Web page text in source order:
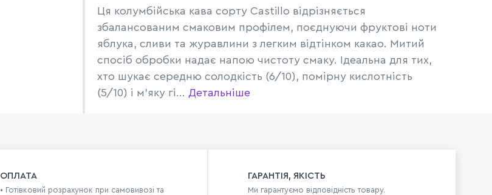
Ця колумбійська кава сорту Castillo відрізняється
збалансованим смаковим профілем, поєднуючи фруктові ноти
яблука, сливи та журавлини з легким відтінком какао. Митий
спосіб обробки надає напою чистоту смаку. Ідеальна для тих,
хто шукає середню солодкість (6/10), помірну кислотність
(5/10) і м'яку гі... Детальніше
ОПЛАТА
• Готівковий розрахунок при самовивозі та
ГАРАНТІЯ, ЯКІСТЬ
Ми гарантуємо відповідність товару.